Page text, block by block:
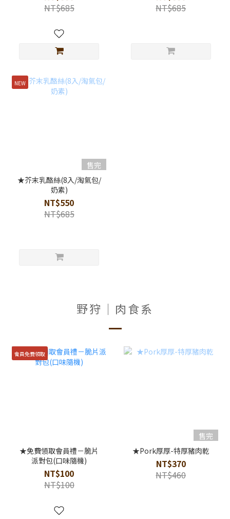
NT$685
NT$685
NEW
售完
★芥末乳酪絲(8入/淘氣包/
奶素)
NT$550
NT$685
野狩│肉食系
會員免費領取
★免費領取會員禮－脆片
派對包(口味隨機)
NT$100
NT$100
售完
★Pork厚厚-特厚豬肉乾
NT$370
NT$460